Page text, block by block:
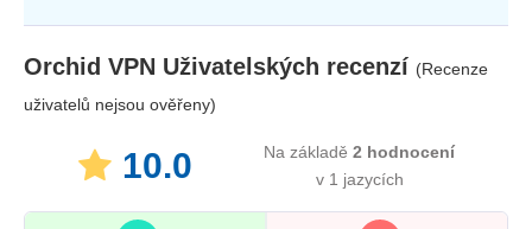
Orchid VPN Uživatelských recenzí (Recenze
uživatelů nejsou ověřeny)
10.0 Na základě 2 hodnocení
v 1 jazycích